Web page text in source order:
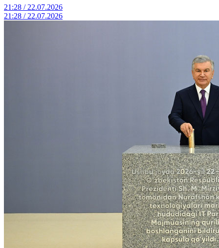
21:28 / 22.07.2026
21:28 / 22.07.2026